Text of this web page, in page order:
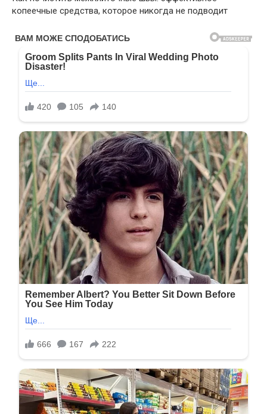
копеечные средства, которое никогда не подводит